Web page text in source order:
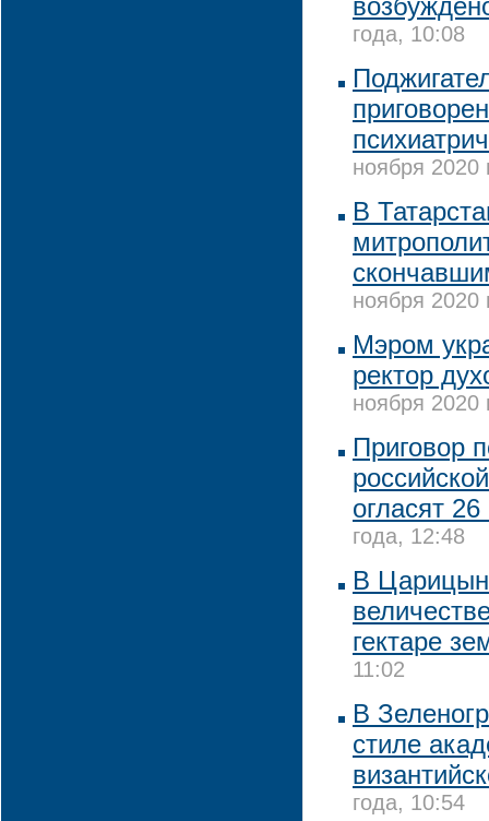
года, 10:08
ноября 2020
В
ноября 2020
Мэром
ректор
ноября 2020
Приговор
огласят
года, 12:48
В
гектаре
11:02
В
стиле
года, 10:54